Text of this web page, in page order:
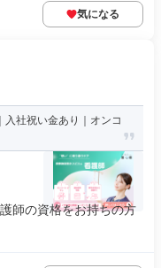
気になる
入社祝い金あり｜オンコ
師の資格をお持ちの方